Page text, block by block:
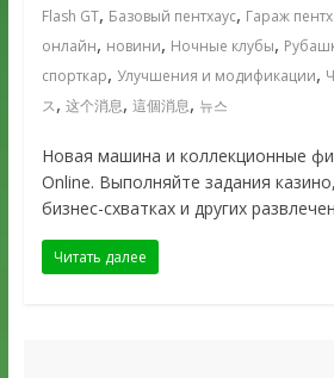
Flash GT, Базовый пентхаус, Гараж
онлайн, новини, Ночные клубы,
спорткар, Улучшения и модификации,
ス, 这个消息, 這個消息, 뉴스
Новая машина и коллекционные
Online. Выполняйте задания
бизнес-схватках и других
Читать далее